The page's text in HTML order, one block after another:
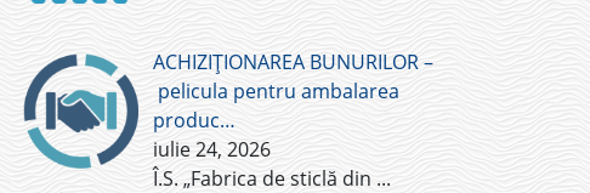
ACHIZIȚIONAREA BUNURILOR –
pelicula pentru ambalarea
produc…
iulie 24, 2026
Î.S. „Fabrica de sticlă din ...